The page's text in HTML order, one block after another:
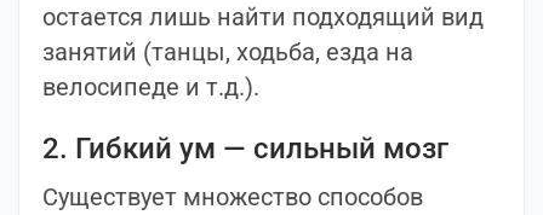
остается лишь найти подходящий вид
занятий (танцы, ходьба, езда на
велосипеде и т.д.).
2. Гибкий ум — сильный мозг
Существует множество способов